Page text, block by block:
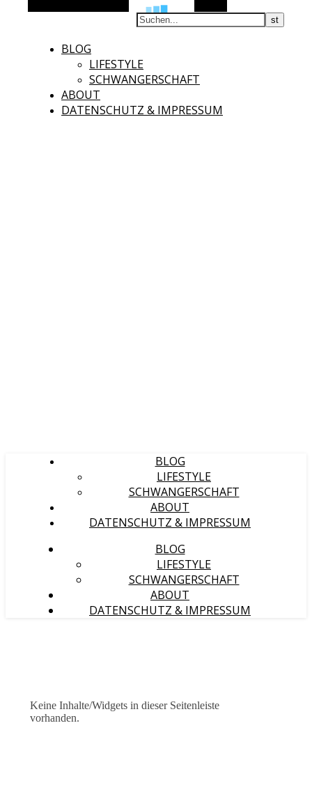
BLOG
LIFESTYLE
SCHWANGERSCHAFT
ABOUT
DATENSCHUTZ & IMPRESSUM
BLOG
LIFESTYLE
SCHWANGERSCHAFT
ABOUT
DATENSCHUTZ & IMPRESSUM
BLOG
LIFESTYLE
SCHWANGERSCHAFT
ABOUT
DATENSCHUTZ & IMPRESSUM
Keine Inhalte/Widgets in dieser Seitenleiste
vorhanden.